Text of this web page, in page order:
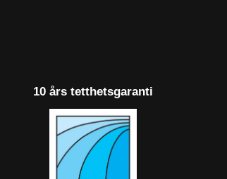
10 års tetthetsgaranti